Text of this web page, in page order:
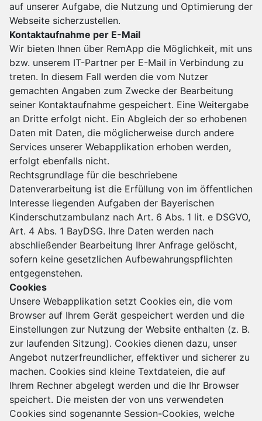
auf unserer Aufgabe, die Nutzung und Optimierung der
Webseite sicherzustellen.
Kontaktaufnahme per E-Mail
Wir bieten Ihnen über RemApp die Möglichkeit, mit uns
bzw. unserem IT-Partner per E-Mail in Verbindung zu
treten. In diesem Fall werden die vom Nutzer
gemachten Angaben zum Zwecke der Bearbeitung
seiner Kontaktaufnahme gespeichert. Eine Weitergabe
an Dritte erfolgt nicht. Ein Abgleich der so erhobenen
Daten mit Daten, die möglicherweise durch andere
Services unserer Webapplikation erhoben werden,
erfolgt ebenfalls nicht.
Rechtsgrundlage für die beschriebene
Datenverarbeitung ist die Erfüllung von im öffentlichen
Interesse liegenden Aufgaben der Bayerischen
Kinderschutzambulanz nach Art. 6 Abs. 1 lit. e DSGVO,
Art. 4 Abs. 1 BayDSG. Ihre Daten werden nach
abschließender Bearbeitung Ihrer Anfrage gelöscht,
sofern keine gesetzlichen Aufbewahrungspflichten
entgegenstehen.
Cookies
Unsere Webapplikation setzt Cookies ein, die vom
Browser auf Ihrem Gerät gespeichert werden und die
Einstellungen zur Nutzung der Website enthalten (z. B.
zur laufenden Sitzung). Cookies dienen dazu, unser
Angebot nutzerfreundlicher, effektiver und sicherer zu
machen. Cookies sind kleine Textdateien, die auf
Ihrem Rechner abgelegt werden und die Ihr Browser
speichert. Die meisten der von uns verwendeten
Cookies sind sogenannte Session-Cookies, welche